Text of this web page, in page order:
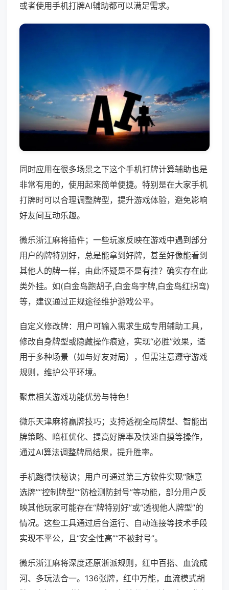
或者使用手机打牌AI辅助都可以满足需求。
同时应用在很多场景之下这个手机打牌计算辅助也是
非常有用的，使用起来简单便捷。特别是在大家手机
打牌时可以合理调整牌型，提升游戏体验，避免影响
好友间互动乐趣。
微乐浙江麻将插件；一些玩家反映在游戏中遇到部分
用户的牌特别好，总是能拿到好牌，甚至好像能看到
其他人的牌一样，由此怀疑是不是有挂？确实存在此
类外挂。如(白金岛跑胡子,白金岛字牌,白金岛红拐弯)
等，建议通过正规途径维护游戏公平。
自定义修改牌：用户可输入需求生成专用辅助工具，
修改自身牌型或隐藏操作痕迹，实现“必胜”效果，适
用于多种场景（如与好友对局），但需注意遵守游戏
规则，维护公平环境。
聚焦相关游戏功能优势与特色！
微乐天津麻将赢牌技巧；支持透视全局牌型、智能出
牌策略、暗杠优化、提高好牌率及快速自摸等操作，
通过AI算法调整牌局结果，提升胜率。
手机跑得快秘诀；用户可通过第三方软件实现“随意
选牌”“控制牌型”“防检测防封号”等功能，部分用户反
映其他玩家可能存在“牌特别好”或“透视他人牌型”的
情况。这些工具通过后台运行、自动连接等技术手段
实现不平公，且“安全性高”“不被封号”。
微乐浙江麻将深度还原浙派规则，红中百搭、血流成
河、多玩法合一。136张牌，红中万能，血流模式胡